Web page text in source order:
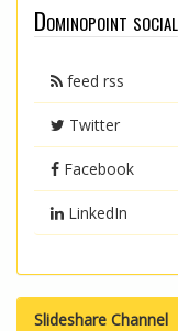
Dominopoint
feed rss
Twitter
Facebook
LinkedIn
Slideshare Channel